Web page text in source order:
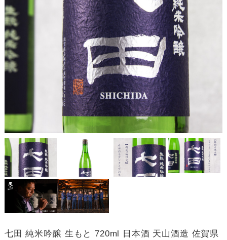
七田 純米吟醸 生もと 720ml 日本酒 天山酒造 佐賀県